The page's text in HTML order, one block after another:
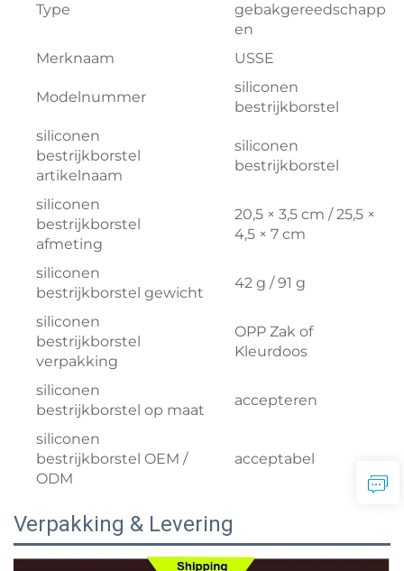
Type
gebakgereedschapp
en
Merknaam
USSE
Modelnummer
siliconen
bestrijkborstel
siliconen
bestrijkborstel
artikelnaam
siliconen
bestrijkborstel
siliconen
bestrijkborstel
afmeting
20,5 × 3,5 cm / 25,5 ×
4,5 × 7 cm
siliconen
bestrijkborstel gewicht
42 g / 91 g
siliconen
bestrijkborstel
verpakking
OPP Zak of
Kleurdoos
siliconen
bestrijkborstel op maat
accepteren
siliconen
bestrijkborstel OEM /
ODM
acceptabel
Verpakking & Levering